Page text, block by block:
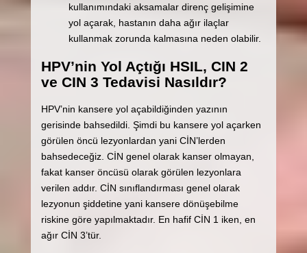
kullanımındaki aksamalar direnç gelişimine
yol açarak, hastanın daha ağır ilaçlar
kullanmak zorunda kalmasına neden olabilir.
HPV’nin Yol Açtığı HSIL, CIN 2
ve CIN 3 Tedavisi Nasıldır?
HPV’nin kansere yol açabildiğinden yazının
gerisinde bahsedildi. Şimdi bu kansere yol açarken
görülen öncü lezyonlardan yani CİN’lerden
bahsedeceğiz. CİN genel olarak kanser olmayan,
fakat kanser öncüsü olarak görülen lezyonlara
verilen addır. CİN sınıflandırması genel olarak
lezyonun şiddetine yani kansere dönüşebilme
riskine göre yapılmaktadır. En hafif CİN 1 iken, en
ağır CİN 3’tür.